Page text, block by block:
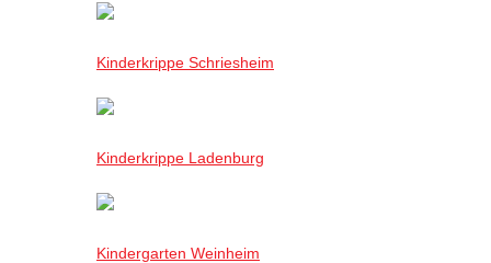
Kinderkrippe Schriesheim
Kinderkrippe Ladenburg
Kindergarten Weinheim